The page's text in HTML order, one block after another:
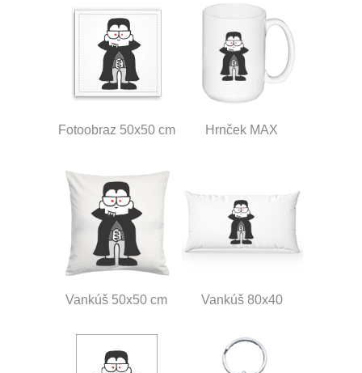
Fotoobraz 50x50 cm Hrnček MAX
Vankúš 50x50 cm Vankúš 80x40